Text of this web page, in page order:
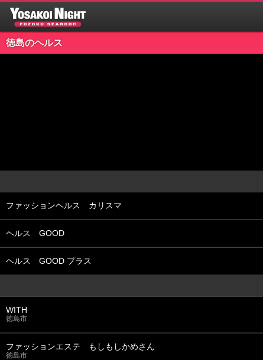
徳島のヘルス
ファッションヘルス カリスマ
ヘルス GOOD
ヘルス GOOD プラス
WITH
徳島市
ファッションエステ もしもしかめさん
徳島市